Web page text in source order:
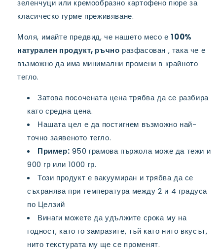
зеленчуци или кремообразно картофено пюре за
класическо гурме преживяване.
Моля, имайте предвид, че нашето месо е100%
натурален продукт, ръчно разфасован , така че е
възможно да има минимални промени в крайното
тегло.
Затова посочената цена трябва да се разбира
като средна цена.
Нашата цел е да постигнем възможно най-
точно заявеното тегло.
Пример: 950 грамова пържола може да тежи и
900 гр или 1000 гр.
Този продукт е вакуумиран и трябва да се
съхранява при температура между 2 и 4 градуса
по Целзий
Винаги можете да удължите срока му на
годност, като го замразите, тъй като нито вкусът,
нито текстурата му ще се променят.